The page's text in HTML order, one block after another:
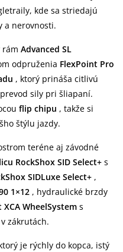
kde sa striedajú
a nerovnosti.
rám Advanced SL
odpruženia FlexPoint Pro
, ktorý prináša citlivú
sily pri šliapaní.
flip chipu , takže si
štýlu jazdy.
teréne aj závodné
RockShox SID Select+ s
SIDLuxe Select+ ,
1×12 , hydraulické brzdy
XCA WheelSystem s
zákrutách.
je rýchly do kopca, istý